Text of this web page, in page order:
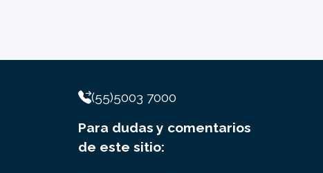
(55)5003 7000
Para dudas y comentarios
de este sitio: